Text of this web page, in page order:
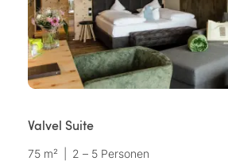
Valvel Suite
75 m² 2 – 5 Personen